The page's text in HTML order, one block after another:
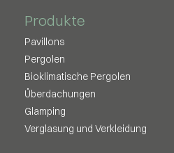
Produkte
Pavillons
Pergolen
Bioklimatische Pergolen
Überdachungen
Glamping
Verglasung und Verkleidung